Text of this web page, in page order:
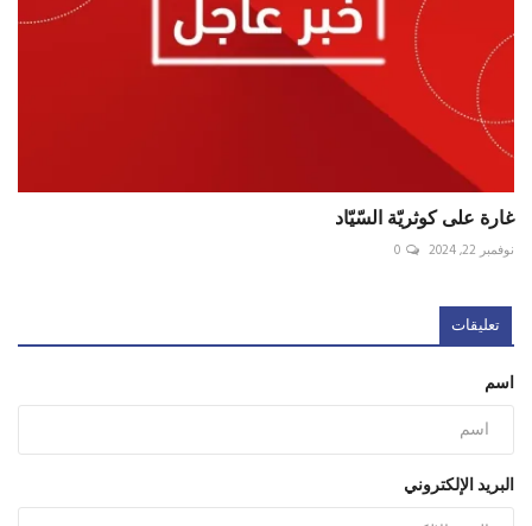
غارة على كوثريّة السّيّاد
نوفمبر 22, 2024 0
تعليقات
اسم
البريد الإلكتروني